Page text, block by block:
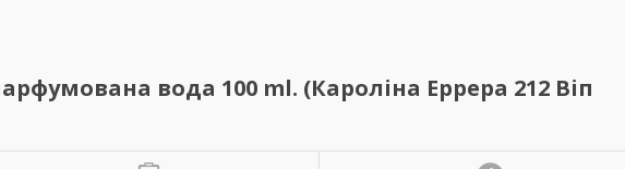
вода 100 ml. (Кароліна Еррера 212 Віп